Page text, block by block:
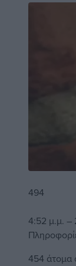
494
4:52 μ.μ.
454 άτομα